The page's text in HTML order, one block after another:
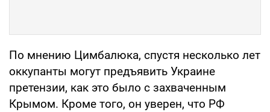
По мнению Цимбалюка, спустя несколько лет
оккупанты могут предъявить Украине
претензии, как это было с захваченным
Крымом. Кроме того, он уверен, что РФ